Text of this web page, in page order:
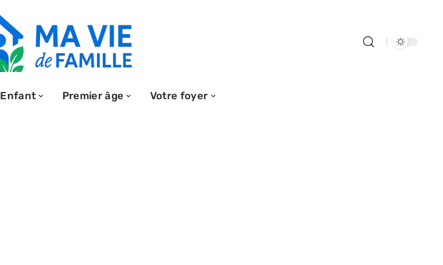
Enfant Premier âge Votre foyer